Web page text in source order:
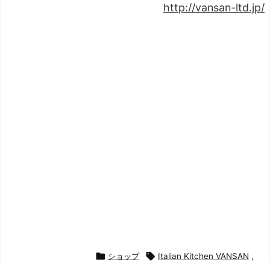
http://vansan-ltd.jp/
 ショップ  Italian Kitchen VANSAN ,